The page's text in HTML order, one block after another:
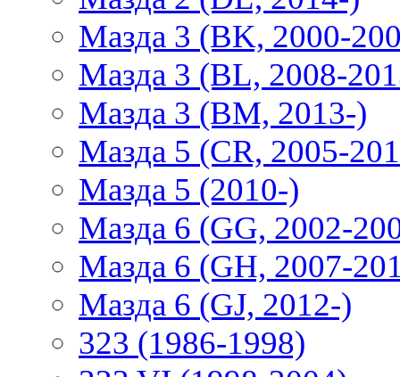
Мазда 3 (BK, 2000-
Мазда 3 (BL, 2008-
Мазда 3 (BM, 2013-)
Мазда 5 (CR, 2005-
Мазда 5 (2010-)
Мазда 6 (GG, 2002-
Мазда 6 (GH, 2007-
Мазда 6 (GJ, 2012-)
323 (1986-1998)